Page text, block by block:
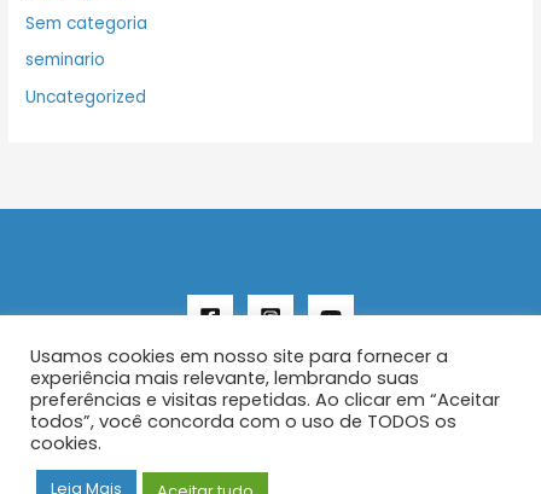
Sem categoria
seminario
Uncategorized
Copyright © 2026 AENFER
Construído por IurySan
Usamos cookies em nosso site para fornecer a
experiência mais relevante, lembrando suas
preferências e visitas repetidas. Ao clicar em “Aceitar
todos”, você concorda com o uso de TODOS os
cookies.
Leia Mais